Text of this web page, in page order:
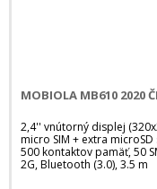
MOBIOLA MB610 2020
2,4'' vnútorný displej
micro SIM + extra
500 kontaktov pamäť, 50
2G, Bluetooth (3.0), 3.5 m